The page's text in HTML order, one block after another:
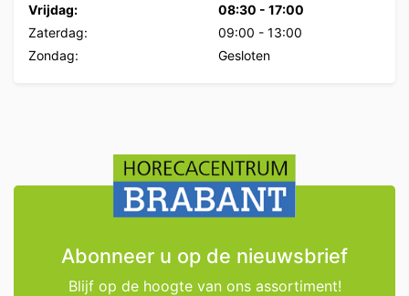
Vrijdag:
08:30 - 17:00
Zaterdag:
09:00 - 13:00
Zondag:
Gesloten
Abonneer u op de nieuwsbrief
Blijf op de hoogte van ons assortiment!